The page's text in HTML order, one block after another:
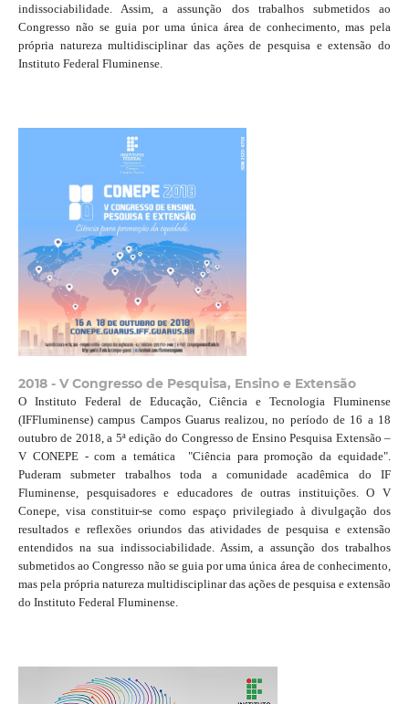
indissociabilidade. Assim, a assunção dos trabalhos submetidos ao
Congresso não se guia por uma única área de conhecimento, mas pela
própria natureza multidisciplinar das ações de pesquisa e extensão do
Instituto Federal Fluminense.
2018 - V Congresso de Pesquisa, Ensino e Extensão
O Instituto Federal de Educação, Ciência e Tecnologia Fluminense
(IFFluminense) campus Campos Guarus realizou, no período de 16 a 18
outubro de 2018, a 5ª edição do Congresso de Ensino Pesquisa Extensão –
V CONEPE - com a temática "Ciência para promoção da equidade".
Puderam submeter trabalhos toda a comunidade acadêmica do IF
Fluminense, pesquisadores e educadores de outras instituições. O V
Conepe, visa constituir-se como espaço privilegiado à divulgação dos
resultados e reflexões oriundos das atividades de pesquisa e extensão
entendidos na sua indissociabilidade. Assim, a assunção dos trabalhos
submetidos ao Congresso não se guia por uma única área de conhecimento,
mas pela própria natureza multidisciplinar das ações de pesquisa e extensão
do Instituto Federal Fluminense.